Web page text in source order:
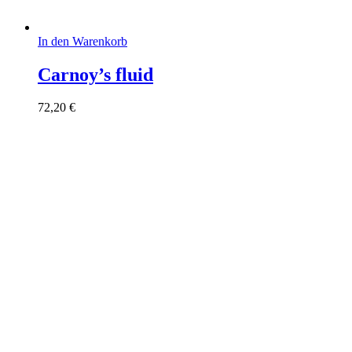
In den Warenkorb
Carnoy’s fluid
72,20 €